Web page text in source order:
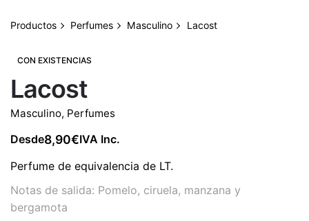
Productos Perfumes Masculino Lacost
CON EXISTENCIAS
Lacost
Masculino, Perfumes
Desde8,90€IVA Inc.
Perfume de equivalencia de LT.
Notas de salida: Pomelo, ciruela, manzana y
bergamota